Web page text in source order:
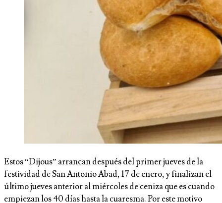
Estos “Dijous” arrancan después del primer jueves de la
festividad de San Antonio Abad, 17 de enero, y finalizan el
último jueves anterior al miércoles de ceniza que es cuando
empiezan los 40 días hasta la cuaresma. Por este motivo